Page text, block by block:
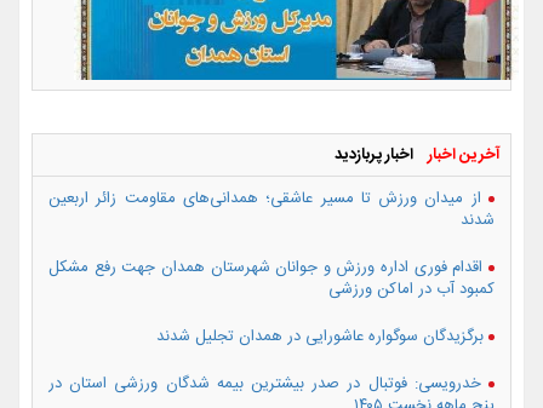
آخرین اخبار اخبار پربازدید
از میدان ورزش تا مسیر عاشقی؛ همدانی‌های مقاومت زائر اربعین
شدند
اقدام فوری اداره ورزش و جوانان شهرستان همدان جهت رفع مشکل
کمبود آب در اماکن ورزشی
برگزیدگان سوگواره عاشورایی در همدان تجلیل شدند
خدرویسی: فوتبال در صدر بیشترین بیمه شدگان ورزشی استان در